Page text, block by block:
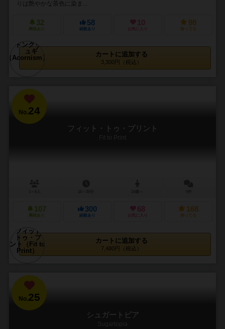
りは艶やかな茶色に染ま...
32
興味あり
58
経験あり
10
お気に入り
98
持ってる
カートに追加する
3,300円（税込）
No.24
フィット・トゥ・プリント
Fit to Print
107
興味あり
300
経験あり
68
お気に入り
168
持ってる
カートに追加する
7,480円（税込）
No.25
シュガートピア
Sugartopia